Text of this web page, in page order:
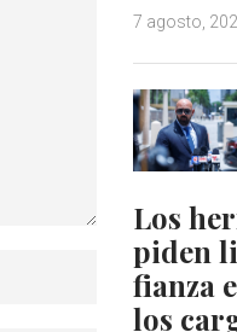
7 agosto,
Los
piden
fianza
los